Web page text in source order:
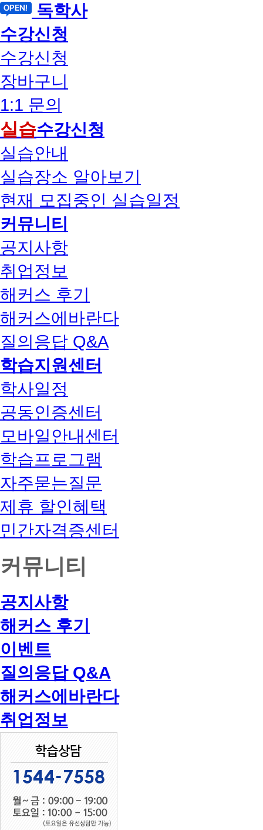
독학사
수강신청
수강신청
장바구니
1:1 문의
실습수강신청
실습안내
실습장소 알아보기
현재 모집중인 실습일정
커뮤니티
공지사항
취업정보
해커스 후기
해커스에바란다
질의응답 Q&A
학습지원센터
학사일정
공동인증센터
모바일안내센터
학습프로그램
자주묻는질문
제휴 할인혜택
민간자격증센터
커뮤니티
공지사항
해커스 후기
이벤트
질의응답 Q&A
해커스에바란다
취업정보